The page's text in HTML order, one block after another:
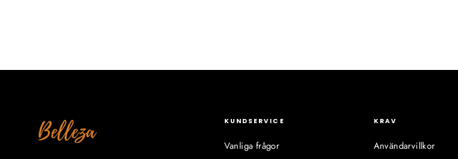
KUNDSERVICE
Vanliga frågor
KRAV
Användarvillkor